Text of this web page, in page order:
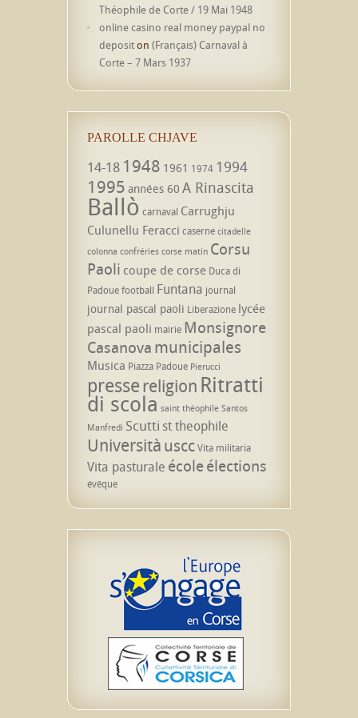
Théophile de Corte / 19 Mai 1948
online casino real money paypal no
depositon (Français) Carnaval à
Corte – 7 Mars 1937
PAROLLE CHJAVE
14-18 1948 1961 1974 1994
1995 années 60 A Rinascita
Ballò carnaval Carrughju
Culunellu Feracci caserne citadelle
colonna confréries corse matin Corsu
Paoli coupe de corse Duca di
Padouefootball Funtana journal
journal pascal paoli Liberazione lycée
pascal paoli mairie Monsignore
Casanova municipales
Musica Piazza Padoue Pierucci
pressereligion Ritratti
di scola saint théophile Santos
Manfredi Scuttist theophile
UniversitàusccVita militaria
Vita pasturale écoleélections
évêque